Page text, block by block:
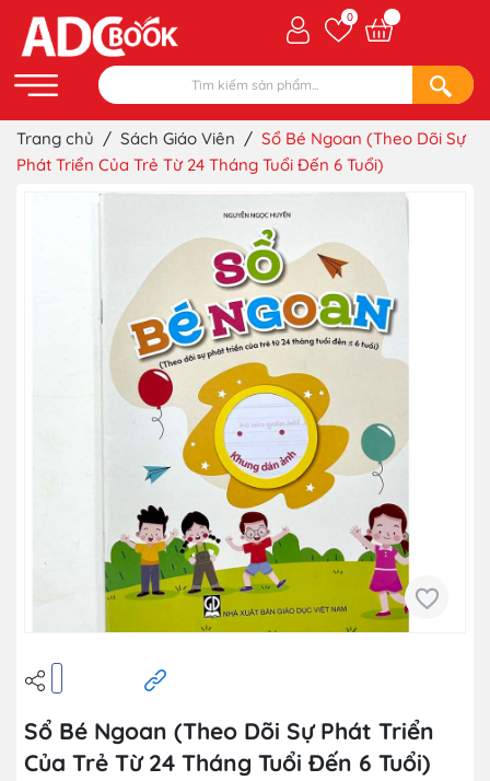
0
Trang chủ / Sách Giáo Viên / Sổ Bé Ngoan (Theo Dõi Sự
Phát Triển Của Trẻ Từ 24 Tháng Tuổi Đến 6 Tuổi)
Sổ Bé Ngoan (Theo Dõi Sự Phát Triển
Của Trẻ Từ 24 Tháng Tuổi Đến 6 Tuổi)